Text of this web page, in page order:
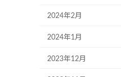
2024年2月
2024年1月
2023年12月